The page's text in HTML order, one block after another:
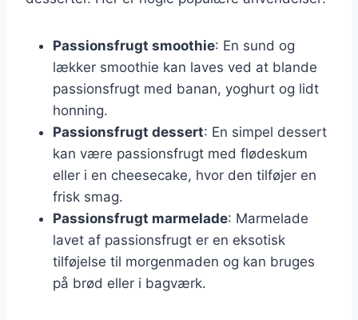
Passionsfrugt smoothie: En sund og
lækker smoothie kan laves ved at blande
passionsfrugt med banan, yoghurt og lidt
honning.
Passionsfrugt dessert: En simpel dessert
kan være passionsfrugt med flødeskum
eller i en cheesecake, hvor den tilføjer en
frisk smag.
Passionsfrugt marmelade: Marmelade
lavet af passionsfrugt er en eksotisk
tilføjelse til morgenmaden og kan bruges
på brød eller i bagværk.